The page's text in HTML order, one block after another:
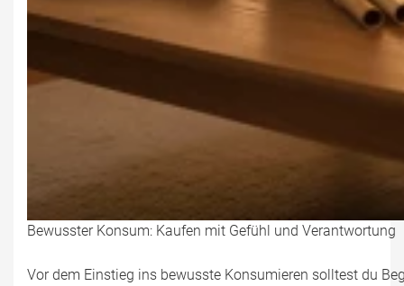
Bewusster Konsum: Kaufen mit Gefühl und Verantwortung
Vor dem Einstieg ins bewusste Konsumieren solltest du